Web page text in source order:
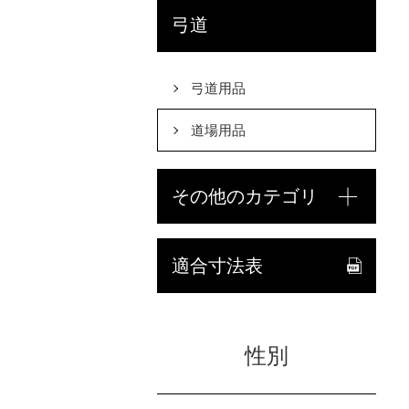
弓道
弓道用品
道場用品
その他のカテゴリ
適合寸法表
性別